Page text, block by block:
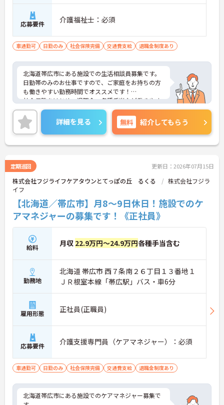
応募要件 介護福祉士：必須
車通勤可 日勤のみ 社会保険完備 交通費支給 退職金制度あり
北海道帯広市にある施設での生活相談員募集です。
日勤帯のみのお仕事ですので、ご家庭をお持ちの方
も働きやすい勤務時間でオススメです！
社会保険をはじめ、退職金・各種手当など働きやす
い職場環境づくりに力を入れています。
ご興味ある方には、面接対策ポイントなど、さらに
詳細をお話しいたしますのでお気軽にご相談くださ
い。
詳細を見る 無料 紹介してもらう
定期巡回 更新日：2026年07月15日
株式会社フジライフケアタウンとてっぽの丘 るくる
株式会社フジラ
イフ
【北海道／帯広市】月8～9日休日！施設でのケ
アマネジャーの募集です！《正社員》
給料 月収 22.9万円～24.9万円各種手当含む
勤務地
北海道 帯広市 西７条南２６丁目１３番地１
ＪＲ根室本線「帯広駅」バス・車6分
雇用形態 正社員(正職員)
応募要件 介護支援専門員（ケアマネジャー）：必須
車通勤可 日勤のみ 社会保険完備 交通費支給 退職金制度あり
北海道帯広市にある施設でのケアマネジャー募集で